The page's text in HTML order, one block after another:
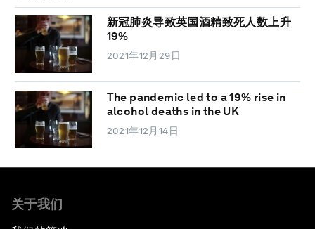
新冠肺炎导致英国酒精致死人数上升
19%
2021年12月29日
The pandemic led to a 19% rise in
alcohol deaths in the UK
2021年12月14日
关于我们